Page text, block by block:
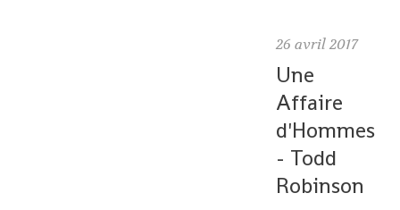
26 avril 2017
Une
Affaire
d'Hommes
- Todd
Robinson